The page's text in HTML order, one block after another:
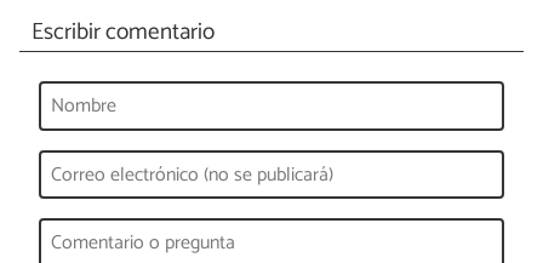
Escribir comentario